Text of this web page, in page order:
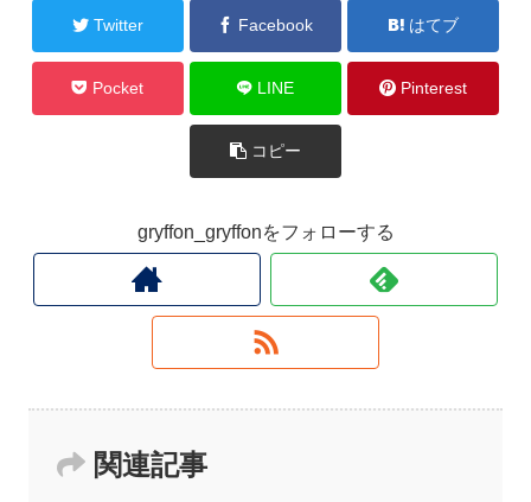
Twitter Facebook はてブ
Pocket LINE Pinterest
コピー
gryffon_gryffonをフォローする
関連記事